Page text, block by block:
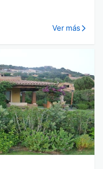
Ver más